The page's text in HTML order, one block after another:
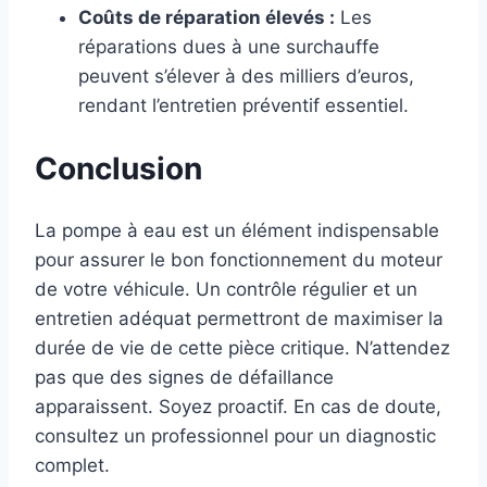
Coûts de réparation élevés : Les
réparations dues à une surchauffe
peuvent s’élever à des milliers d’euros,
rendant l’entretien préventif essentiel.
Conclusion
La pompe à eau est un élément indispensable
pour assurer le bon fonctionnement du moteur
de votre véhicule. Un contrôle régulier et un
entretien adéquat permettront de maximiser la
durée de vie de cette pièce critique. N’attendez
pas que des signes de défaillance
apparaissent. Soyez proactif. En cas de doute,
consultez un professionnel pour un diagnostic
complet.